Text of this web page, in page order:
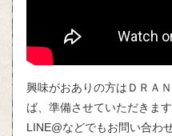
興味がおありの方はＤＲＡ
ば、準備させていただきます
LINE@などでもお問い合わ